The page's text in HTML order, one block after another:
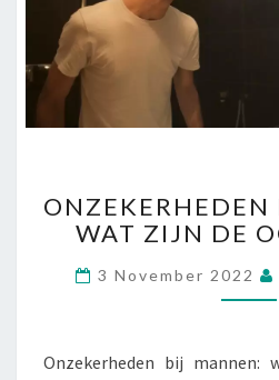
N
Z
K
E
H
WAT ZIJN DE
3 November 2022
Onzekerheden bij mannen: